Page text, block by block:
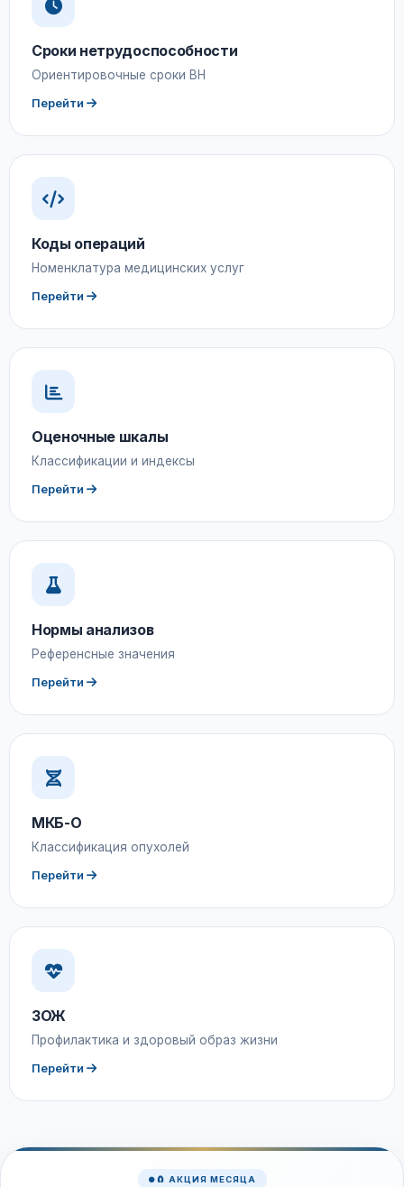
Сроки нетрудоспособности
Ориентировочные сроки ВН
Перейти
Коды операций
Номенклатура медицинских услуг
Перейти
Оценочные шкалы
Классификации и индексы
Перейти
Нормы анализов
Референсные значения
Перейти
МКБ-О
Классификация опухолей
Перейти
ЗОЖ
Профилактика и здоровый образ жизни
Перейти
🧲 АКЦИЯ МЕСЯЦА